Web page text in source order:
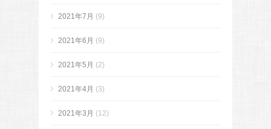
2021年7月 (9)
2021年6月 (9)
2021年5月 (2)
2021年4月 (3)
2021年3月 (12)